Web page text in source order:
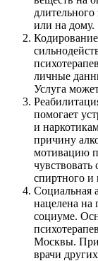
или на дому.
личные
Услуга
помогает
и
причину
мотивацию
чувствовать
спиртного и
Социальная
нацелена на
социуме.
Москвы. При
врачи